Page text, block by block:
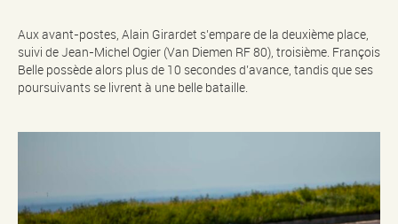
Aux avant-postes, Alain Girardet s’empare de la deuxième place,
suivi de Jean-Michel Ogier (Van Diemen RF 80), troisième. François
Belle possède alors plus de 10 secondes d’avance, tandis que ses
poursuivants se livrent à une belle bataille.